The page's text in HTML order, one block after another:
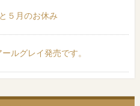
５月のお休み
ルグレイ発売です。